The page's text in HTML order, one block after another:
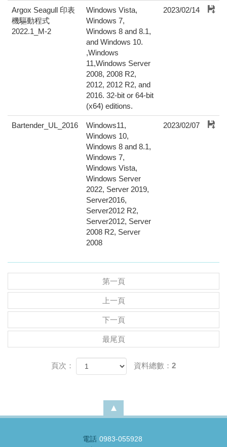
Argox Seagull 印表
機驅動程式
2022.1_M-2
Windows Vista,
Windows 7,
Windows 8 and 8.1,
and Windows 10.
,Windows
11,Windows Server
2008, 2008 R2,
2012, 2012 R2, and
2016. 32-bit or 64-bit
(x64) editions.
2023/02/14
Bartender_UL_2016
Windows11,
Windows 10,
Windows 8 and 8.1,
Windows 7,
Windows Vista,
Windows Server
2022, Server 2019,
Server2016,
Server2012 R2,
Server2012, Server
2008 R2, Server
2008
2023/02/07
第一頁
上一頁
下一頁
最尾頁
頁次： 資料總數：2
電話 0983-055928